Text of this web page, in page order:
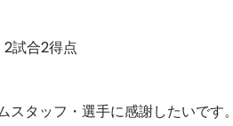
2試合2得点
スタッフ・選手に感謝したいで